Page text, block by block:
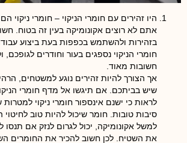
היו זהירים עם חומרי הניקוי – חומרי ניקוי
אתם לא רוצים אקונומיקה בעין זה בטוח.
בזהירות ולהשתמש בכפפות בעת ביצוע
חומרי הניקוי נספגים בעור וחודרים לגופכם,
חשובות מאוד.
אך הצורך להיות זהירים נוגע למשטחים,
שיש בביתכם. אם תיגשו אל מדף חומרי
לראות כי ישנם אינספור חומרי ניקוי למטרות
סיבות טובות. חומר שיכול להיות טוב
למשל אקונומיקה, יכול לגרום לנזק אם תנסו
את השטיח. לכן חשוב להכיר את החומרים